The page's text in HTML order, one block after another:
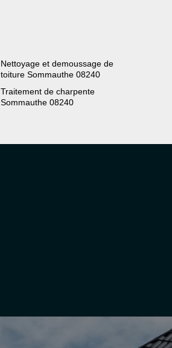
Nettoyage et demoussage de
toiture Sommauthe 08240
Traitement de charpente
Sommauthe 08240